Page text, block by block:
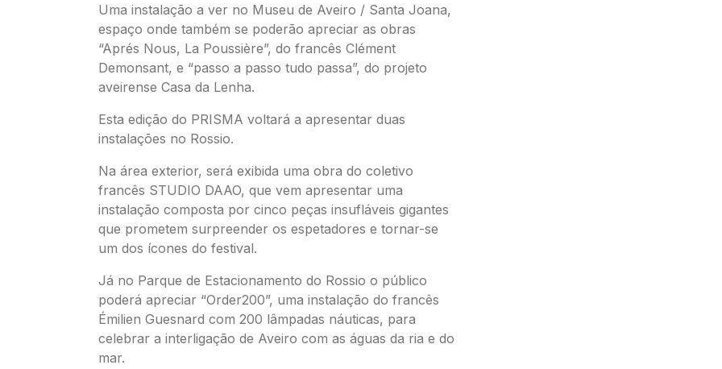
Uma instalação a ver no Museu de Aveiro / Santa Joana,
espaço onde também se poderão apreciar as obras
“Aprés Nous, La Poussière”, do francês Clément
Demonsant, e “passo a passo tudo passa”, do projeto
aveirense Casa da Lenha.
Esta edição do PRISMA voltará a apresentar duas
instalações no Rossio.
Na área exterior, será exibida uma obra do coletivo
francês STUDIO DAAO, que vem apresentar uma
instalação composta por cinco peças insufláveis gigantes
que prometem surpreender os espetadores e tornar-se
um dos ícones do festival.
Já no Parque de Estacionamento do Rossio o público
poderá apreciar “Order200”, uma instalação do francês
Émilien Guesnard com 200 lâmpadas náuticas, para
celebrar a interligação de Aveiro com as águas da ria e do
mar.